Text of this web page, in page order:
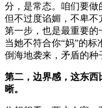
分，是常态。咱们要做
但不过度谄媚，不卑
第一步，也是最重要的
当她不符合你“妈”的
倒海地袭来，矛盾的种
第二，边界感，这东
晰。